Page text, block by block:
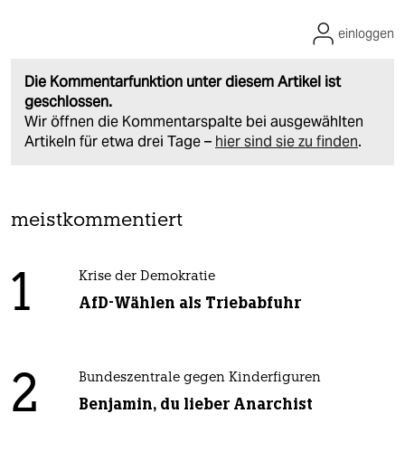
Die Kommentarfunktion unter diesem Artikel ist
geschlossen.
Wir öffnen die Kommentarspalte bei ausgewählten
Artikeln für etwa drei Tage – hier sind sie zu finden.
einloggen
meistkommentiert
1 Krise der Demokratie
AfD-Wählen als Triebabfuhr
2 Bundeszentrale gegen Kinderfiguren
Benjamin, du lieber Anarchist